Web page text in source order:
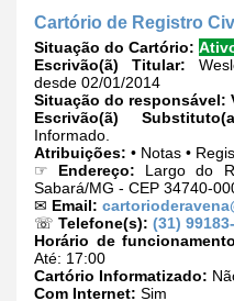
Cartório de Registro
Situação do Cartório:
Escrivão(ã) Titular:
desde 02/01/2014
Situação do responsável:
Escrivão(ã)
Informado.
Atribuições: • Notas •
☞ Endereço: Largo do
Sabará/MG - CEP 34740-
✉ Email:
☏ Telefone(s): (31)
Horário de
Até: 17:00
Cartório Informatizado:
Com Internet: Sim